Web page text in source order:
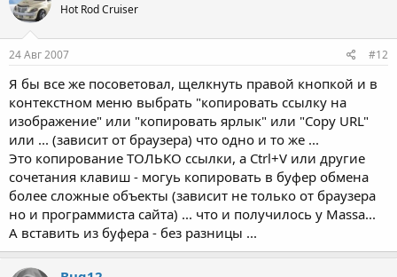
Hot Rod Cruiser
24 Авг 2007 #12
Я бы все же посоветовал, щелкнуть правой кнопкой и в
контекстном меню выбрать "копировать ссылку на
изображение" или "копировать ярлык" или "Copy URL"
или ... (зависит от браузера) что одно и то же ...
Это копирование ТОЛЬКО ссылки, а Ctrl+V или другие
сочетания клавиш - могуь копировать в буфер обмена
более сложные объекты (зависит не только от браузера
но и программиста сайта) ... что и получилось у Massa...
А вставить из буфера - без разницы ...